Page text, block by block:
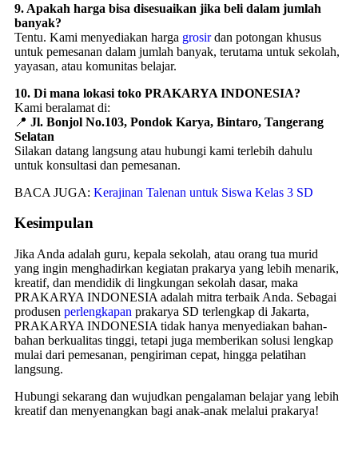
9. Apakah harga bisa disesuaikan jika beli dalam jumlah
banyak?
Tentu. Kami menyediakan harga grosirdan potongan khusus
untuk pemesanan dalam jumlah banyak, terutama untuk sekolah,
yayasan, atau komunitas belajar.
10. Di mana lokasi toko PRAKARYA INDONESIA?
Kami beralamat di:
📍 Jl. Bonjol No.103, Pondok Karya, Bintaro, Tangerang
Selatan
Silakan datang langsung atau hubungi kami terlebih dahulu
untuk konsultasi dan pemesanan.
BACA JUGA: Kerajinan Talenan untuk Siswa Kelas 3 SD
Kesimpulan
Jika Anda adalah guru, kepala sekolah, atau orang tua murid
yang ingin menghadirkan kegiatan prakarya yang lebih menarik,
kreatif, dan mendidik di lingkungan sekolah dasar, maka
PRAKARYA INDONESIA adalah mitra terbaik Anda. Sebagai
produsen perlengkapan prakarya SD terlengkap di Jakarta,
PRAKARYA INDONESIA tidak hanya menyediakan bahan-
bahan berkualitas tinggi, tetapi juga memberikan solusi lengkap
mulai dari pemesanan, pengiriman cepat, hingga pelatihan
langsung.
Hubungi sekarang dan wujudkan pengalaman belajar yang lebih
kreatif dan menyenangkan bagi anak-anak melalui prakarya!